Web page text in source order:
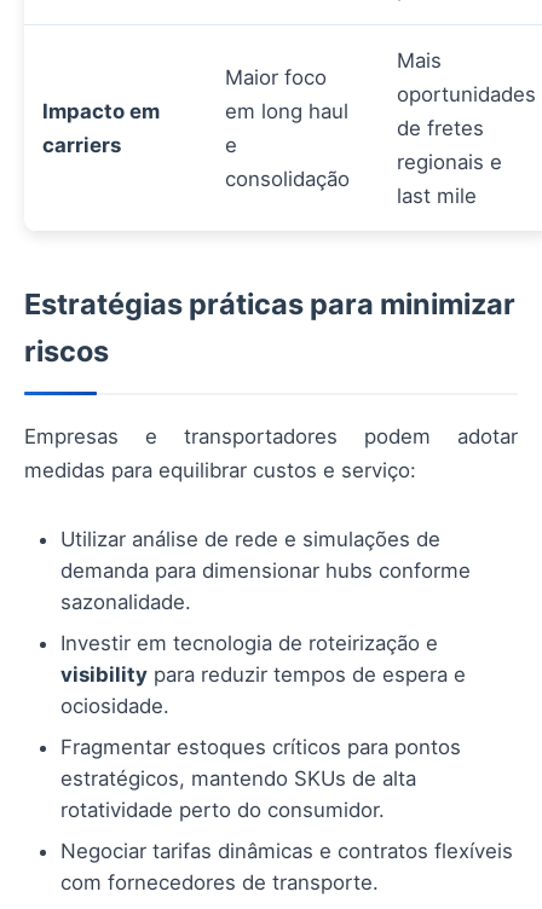
Impacto em
carriers
Maior foco
em long haul
e
consolidação
Mais
oportunidades
de fretes
regionais e
last mile
Estratégias práticas para minimizar
riscos
Empresas e transportadores podem adotar
medidas para equilibrar custos e serviço:
Utilizar análise de rede e simulações de
demanda para dimensionar hubs conforme
sazonalidade.
Investir em tecnologia de roteirização e
visibility para reduzir tempos de espera e
ociosidade.
Fragmentar estoques críticos para pontos
estratégicos, mantendo SKUs de alta
rotatividade perto do consumidor.
Negociar tarifas dinâmicas e contratos flexíveis
com fornecedores de transporte.